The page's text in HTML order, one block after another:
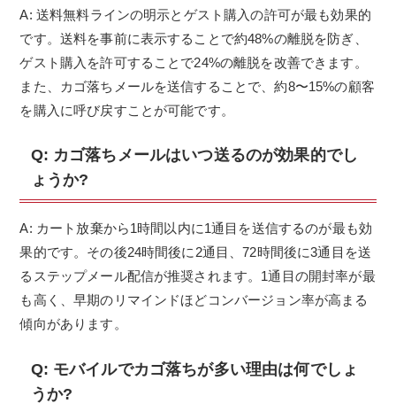
A: 送料無料ラインの明示とゲスト購入の許可が最も効果的
です。送料を事前に表示することで約48%の離脱を防ぎ、
ゲスト購入を許可することで24%の離脱を改善できます。
また、カゴ落ちメールを送信することで、約8〜15%の顧客
を購入に呼び戻すことが可能です。
Q: カゴ落ちメールはいつ送るのが効果的でし
ょうか?
A: カート放棄から1時間以内に1通目を送信するのが最も効
果的です。その後24時間後に2通目、72時間後に3通目を送
るステップメール配信が推奨されます。1通目の開封率が最
も高く、早期のリマインドほどコンバージョン率が高まる
傾向があります。
Q: モバイルでカゴ落ちが多い理由は何でしょ
うか?